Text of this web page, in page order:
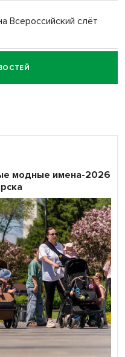
Всероссийский слёт
обеспечит
в Новосибирской
модные имена-2026